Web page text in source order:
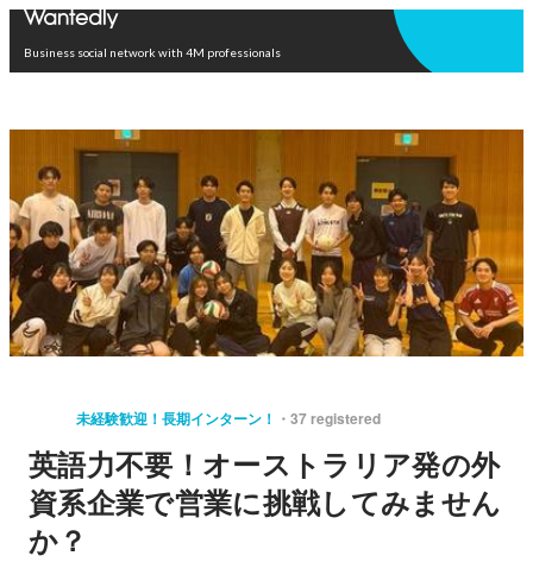
Business social network with 4M professionals
未経験歓迎！長期インターン！ 37 registered
英語力不要！オーストラリア発の外
資系企業で営業に挑戦してみません
か？